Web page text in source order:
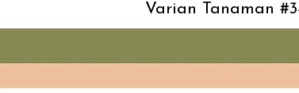
Varian Tanaman